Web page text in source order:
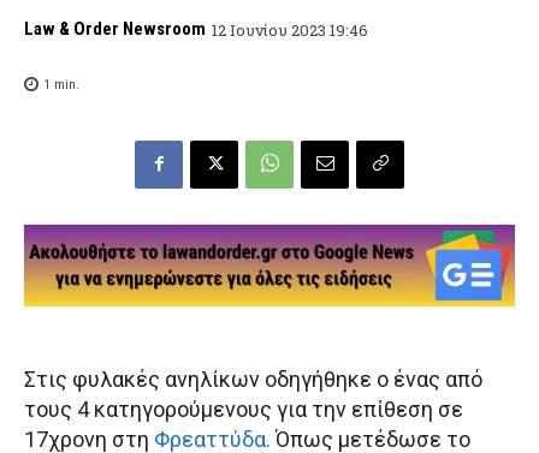
Law & Order Newsroom 12 Ιουνίου 2023 19:46
1 min.
Στις φυλακές ανηλίκων οδηγήθηκε ο ένας από
τους 4 κατηγορούμενους για την επίθεση σε
17χρονη στη Φρεαττύδα.Όπως μετέδωσε το